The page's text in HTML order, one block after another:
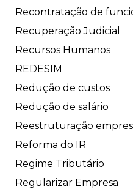
Recontratação de
Recuperação Judicial
Recursos Humanos
REDESIM
Redução de custos
Redução de salário
Reestruturação
Reforma do IR
Regime Tributário
Regularizar Empresa